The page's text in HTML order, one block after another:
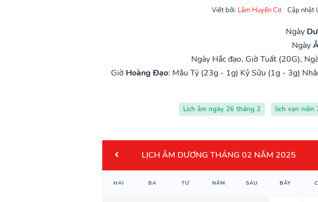
Viết bởi: Lâm Huyền Cơ Cập nhật
Ngày
Ngày
Ngày Hắc đạo, Giờ Tuất (20G),
Giờ Hoàng Đạo: Mậu Tý (23g - 1g) Kỷ Sửu (1g - 3g)
Lịch âm ngày 26 tháng 2 lịch vạn niên
LỊCH ÂM DƯƠNG THÁNG 02 NĂM 2025
HAI BA TƯ NĂM SÁU BẢY